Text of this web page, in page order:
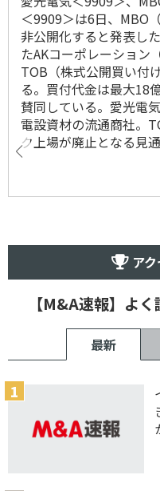
＜9909＞は6日、MBO
非公開化すると発表し
たAKコーポレーション
TOB（株式公開買い付
る。買付代金は最大18
賛同している。愛光電
電設資材の流通商社。
ク上場が廃止となる見通
アク
【M&A速報】よ
最新